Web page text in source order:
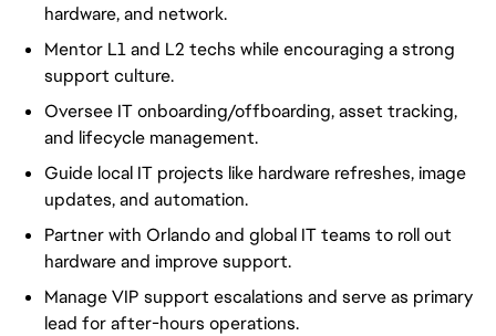
hardware, and network.
Mentor L1 and L2 techs while encouraging a strong
support culture.
Oversee IT onboarding/offboarding, asset tracking,
and lifecycle management.
Guide local IT projects like hardware refreshes, image
updates, and automation.
Partner with Orlando and global IT teams to roll out
hardware and improve support.
Manage VIP support escalations and serve as primary
lead for after-hours operations.